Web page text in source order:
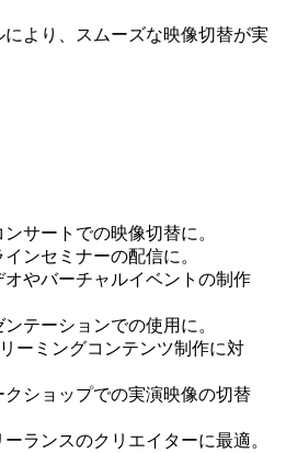
より、スムーズな映像切替が実
サートでの映像切替に。
ンセミナーの配信に。
やバーチャルイベントの制作
テーションでの使用に。
ーミングコンテンツ制作に対
クショップでの実演映像の切替
ランスのクリエイターに最適。